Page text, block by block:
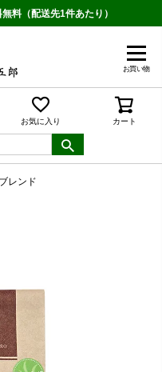
料（配送先1件あたり）
お買い物
お気に入り カート
レンド